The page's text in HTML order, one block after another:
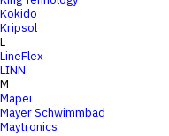
Kokido
Kripsol
L
LineFlex
LINN
M
Mapei
Mayer Schwimmbad
Maytronics